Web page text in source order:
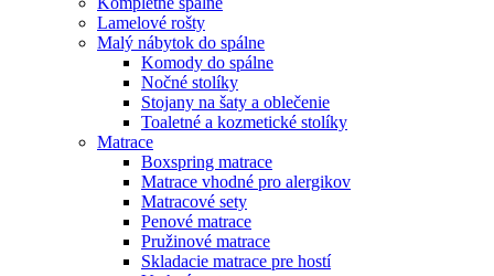
Lamelové rošty
Malý nábytok do spálne
Komody do spálne
Nočné stolíky
Stojany na šaty a oblečenie
Toaletné a kozmetické stolíky
Matrace
Boxspring matrace
Matrace vhodné pro alergikov
Matracové sety
Penové matrace
Pružinové matrace
Skladacie matrace pre hostí